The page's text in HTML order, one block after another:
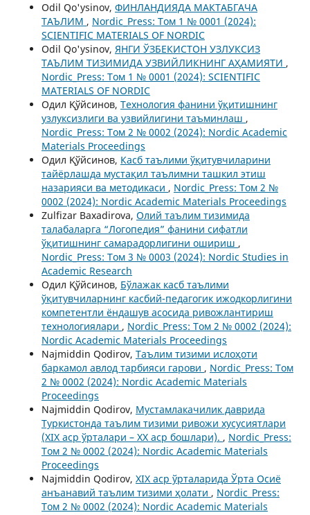
Odil Qo'ysinov, ФИНЛАНДИЯДА МАКТАБГАЧА
ТАЪЛИМ , Nordic_Press: Том 1 № 0001 (2024):
SCIENTIFIC MATERIALS OF NORDIC
Odil Qo'ysinov, ЯНГИ ЎЗБЕКИСТОН УЗЛУКСИЗ
ТАЪЛИМ ТИЗИМИДА УЗВИЙЛИКНИНГ АҲАМИЯТИ ,
Nordic_Press: Том 1 № 0001 (2024): SCIENTIFIC
MATERIALS OF NORDIC
Одил Қўйсинов, Технология фанини ўқитишнинг
узлуксизлиги ва узвийлигини таъминлаш ,
Nordic_Press: Том 2 № 0002 (2024): Nordic Academic
Materials Proceedings
Одил Қўйсинов, Касб таълими ўқитувчиларини
тайёрлашда мустақил таълимни ташкил этиш
назарияси ва методикаси , Nordic_Press: Том 2 №
0002 (2024): Nordic Academic Materials Proceedings
Zulfizar Baxadirova, Олий таълим тизимида
талабаларга “Логопедия” фанини сифатли
ўқитишнинг самарадорлигини ошириш ,
Nordic_Press: Том 3 № 0003 (2024): Nordic Studies in
Academic Research
Одил Қўйсинов, Бўлажак касб таълими
ўқитувчиларнинг касбий-педагогик ижодкорлигини
компетентли ёндашув асосида ривожлантириш
технологиялари , Nordic_Press: Том 2 № 0002 (2024):
Nordic Academic Materials Proceedings
Najmiddin Qodirov, Таълим тизими ислоҳоти
баркамол авлод тарбияси гарови , Nordic_Press: Том
2 № 0002 (2024): Nordic Academic Materials
Proceedings
Najmiddin Qodirov, Мустамлакачилик даврида
Туркистонда таълим тизими ривожи хусусиятлари
(XIX аср ўрталари – XX аср бошлари). , Nordic_Press:
Том 2 № 0002 (2024): Nordic Academic Materials
Proceedings
Najmiddin Qodirov, XIX аср ўрталарида Ўрта Осиё
анъанавий таълим тизими ҳолати , Nordic_Press:
Том 2 № 0002 (2024): Nordic Academic Materials